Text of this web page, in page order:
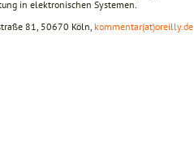
in elektronischen Systemen.
81, 50670 Köln, kommentar(at)oreilly.de